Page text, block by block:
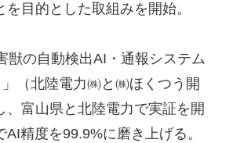
を目的とした取組みを開始。
獣の自動検出AI・通報システム
」（北陸電力㈱と㈱ほくつう開
、富山県と北陸電力で実証を開
AI精度を99.9%に磨き上げる。